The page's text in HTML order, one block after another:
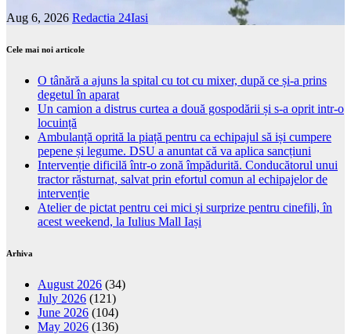
Aug 6, 2026 Redactia 24Iasi
Cele mai noi articole
O tânără a ajuns la spital cu tot cu mixer, după ce și-a prins
degetul în aparat
Un camion a distrus curtea a două gospodării și s-a oprit intr-o
locuință
Ambulanță oprită la piață pentru ca echipajul să iși cumpere
pepene și legume. DSU a anuntat că va aplica sancțiuni
Intervenție dificilă într-o zonă împădurită. Conducătorul unui
tractor răsturnat, salvat prin efortul comun al echipajelor de
intervenție
Atelier de pictat pentru cei mici și surprize pentru cinefili, în
acest weekend, la Iulius Mall Iași
Arhiva
August 2026 (34)
July 2026 (121)
June 2026 (104)
May 2026 (136)